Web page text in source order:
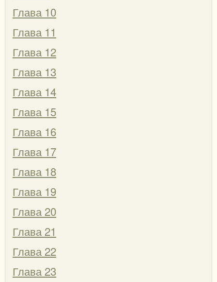
Глава 10
Глава 11
Глава 12
Глава 13
Глава 14
Глава 15
Глава 16
Глава 17
Глава 18
Глава 19
Глава 20
Глава 21
Глава 22
Глава 23